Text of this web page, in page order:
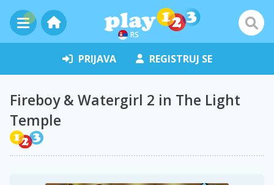
RS
PRIJAVA REGISTRUJ SE
Fireboy & Watergirl 2 in The Light
Temple